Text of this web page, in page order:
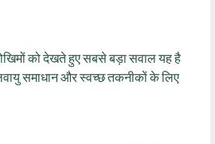
को देखते हुए सबसे बड़ा सवाल यह है
समाधान और स्वच्छ तकनीकों के लिए